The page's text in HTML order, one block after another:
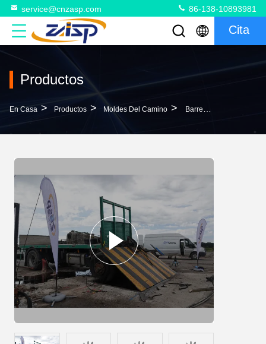
service@cnzasp.com 86-138-10893981
Cita
Productos
En Casa > Productos > Moldes Del Camino > Barrera De Cuña Hidráulica Automática Antiterrorista Con Nivel De Protección IP68